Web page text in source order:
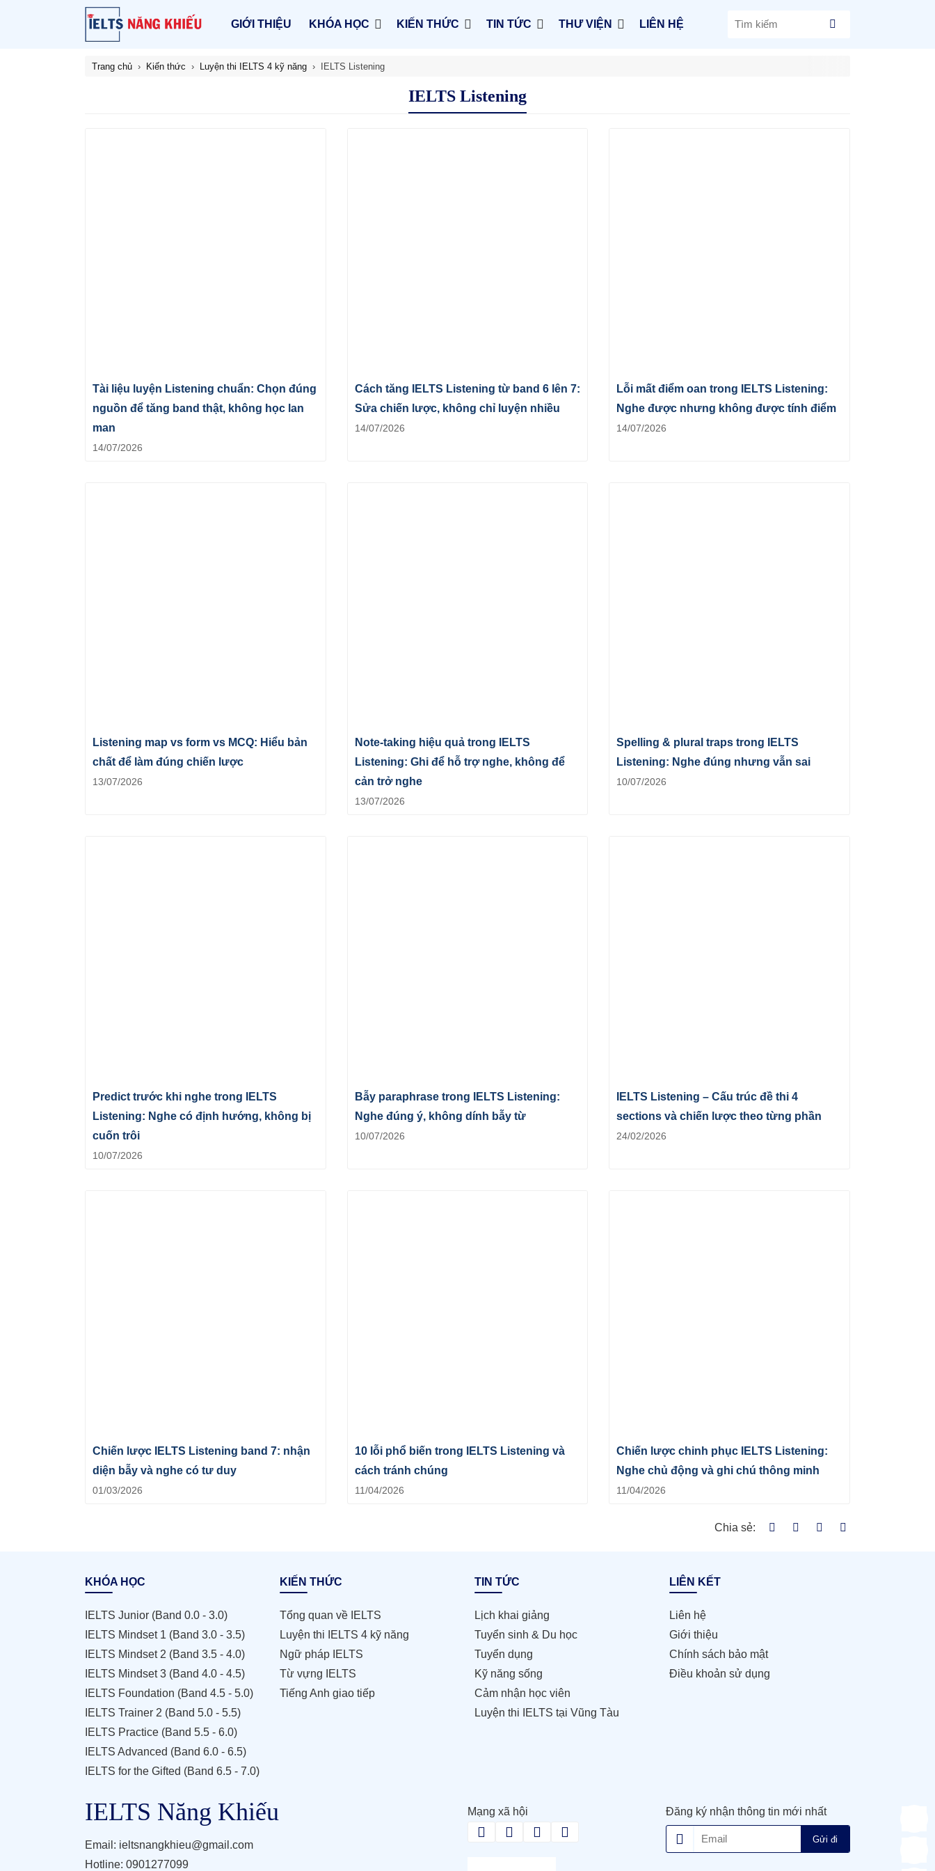
GIỚI THIỆU KHÓA HỌC KIẾN THỨC TIN TỨC THƯ VIỆN LIÊN HỆ
Trang chủ Kiến thức Luyện thi IELTS 4 kỹ năng IELTS Listening
IELTS Listening
Tài liệu luyện Listening chuẩn: Chọn đúng
nguồn để tăng band thật, không học lan
man
14/07/2026
Cách tăng IELTS Listening từ band 6 lên 7:
Sửa chiến lược, không chỉ luyện nhiều
14/07/2026
Lỗi mất điểm oan trong IELTS Listening:
Nghe được nhưng không được tính điểm
14/07/2026
Listening map vs form vs MCQ: Hiểu bản
chất để làm đúng chiến lược
13/07/2026
Note-taking hiệu quả trong IELTS
Listening: Ghi để hỗ trợ nghe, không để
cản trở nghe
13/07/2026
Spelling & plural traps trong IELTS
Listening: Nghe đúng nhưng vẫn sai
10/07/2026
Predict trước khi nghe trong IELTS
Listening: Nghe có định hướng, không bị
cuốn trôi
10/07/2026
Bẫy paraphrase trong IELTS Listening:
Nghe đúng ý, không dính bẫy từ
10/07/2026
IELTS Listening – Cấu trúc đề thi 4
sections và chiến lược theo từng phần
24/02/2026
Chiến lược IELTS Listening band 7: nhận
diện bẫy và nghe có tư duy
01/03/2026
10 lỗi phổ biến trong IELTS Listening và
cách tránh chúng
11/04/2026
Chiến lược chinh phục IELTS Listening:
Nghe chủ động và ghi chú thông minh
11/04/2026
Chia sẻ:
KHÓA HỌC
IELTS Junior (Band 0.0 - 3.0)
IELTS Mindset 1 (Band 3.0 - 3.5)
IELTS Mindset 2 (Band 3.5 - 4.0)
IELTS Mindset 3 (Band 4.0 - 4.5)
IELTS Foundation (Band 4.5 - 5.0)
IELTS Trainer 2 (Band 5.0 - 5.5)
IELTS Practice (Band 5.5 - 6.0)
IELTS Advanced (Band 6.0 - 6.5)
IELTS for the Gifted (Band 6.5 - 7.0)
KIẾN THỨC
Tổng quan về IELTS
Luyện thi IELTS 4 kỹ năng
Ngữ pháp IELTS
Từ vựng IELTS
Tiếng Anh giao tiếp
TIN TỨC
Lịch khai giảng
Tuyển sinh & Du học
Tuyển dụng
Kỹ năng sống
Cảm nhận học viên
Luyện thi IELTS tại Vũng Tàu
LIÊN KẾT
Liên hệ
Giới thiệu
Chính sách bảo mật
Điều khoản sử dụng
IELTS Năng Khiếu
Email: ieltsnangkhieu@gmail.com
Hotline: 0901277099
Mạng xã hội Đăng ký nhận thông tin mới nhất
Gửi đi